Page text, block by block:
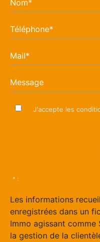
Téléphone*
Mail*
Message
J'accepte les
* :
Les informations
enregistrées dans un
Immo agissant
la gestion de la